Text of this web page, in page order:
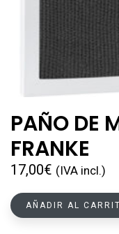
PAÑO DE
FRANKE
17,00€ (IVA incl.)
AÑADIR AL